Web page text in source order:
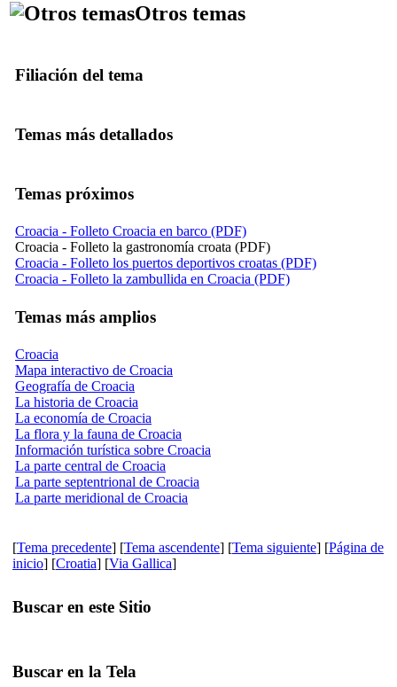
Otros temas
Filiación del tema
Temas más detallados
Temas próximos
Croacia - Folleto Croacia en barco (PDF)
Croacia - Folleto la gastronomía croata (PDF)
Croacia - Folleto los puertos deportivos croatas (PDF)
Croacia - Folleto la zambullida en Croacia (PDF)
Temas más amplios
Croacia
Mapa interactivo de Croacia
Geografía de Croacia
La historia de Croacia
La economía de Croacia
La flora y la fauna de Croacia
Información turística sobre Croacia
La parte central de Croacia
La parte septentrional de Croacia
La parte meridional de Croacia
[Tema precedente] [Tema ascendente] [Tema siguiente] [Página de
inicio] [Croatia] [Via Gallica]
Buscar en este Sitio
Buscar en la Tela